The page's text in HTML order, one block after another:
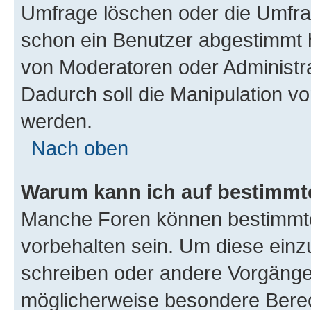
Umfrage löschen oder die
schon ein Benutzer
von Moderatoren oder
Dadurch soll die Manipulation
werden.
Nach oben
Warum kann ich auf
Manche Foren können
vorbehalten sein. Um diese
schreiben oder andere
möglicherweise besondere